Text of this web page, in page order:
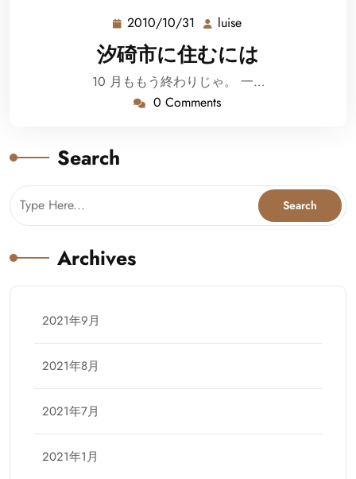
2010/10/31 2010/10/31
luise
汐碕市に住むには
10 月ももう終わりじゃ。 一…
0 Comments
Search
Archives
2021年9月
2021年8月
2021年7月
2021年1月